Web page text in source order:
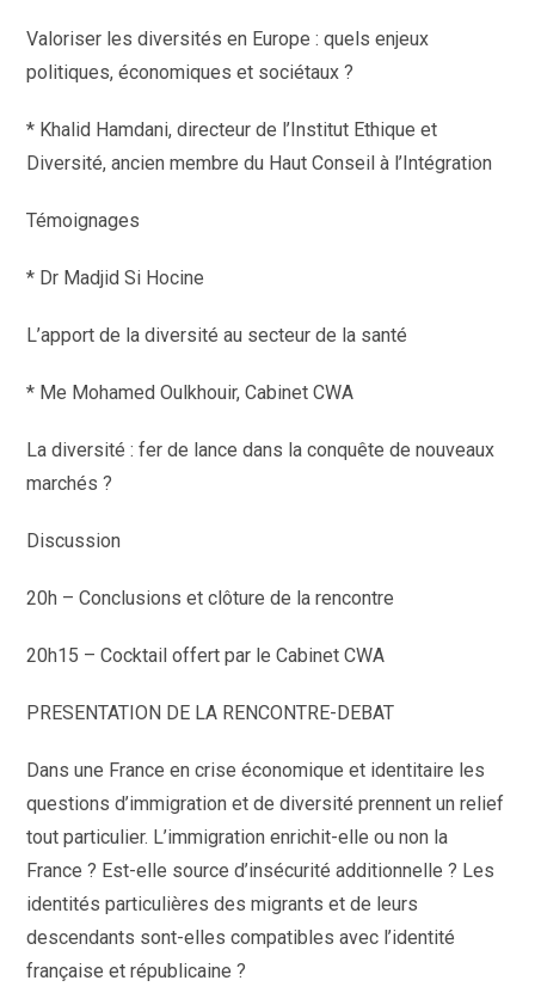
Valoriser les diversités en Europe : quels enjeux
politiques, économiques et sociétaux ?
* Khalid Hamdani, directeur de l’Institut Ethique et
Diversité, ancien membre du Haut Conseil à l’Intégration
Témoignages
* Dr Madjid Si Hocine
L’apport de la diversité au secteur de la santé
* Me Mohamed Oulkhouir, Cabinet CWA
La diversité : fer de lance dans la conquête de nouveaux
marchés ?
Discussion
20h – Conclusions et clôture de la rencontre
20h15 – Cocktail offert par le Cabinet CWA
PRESENTATION DE LA RENCONTRE-DEBAT
Dans une France en crise économique et identitaire les
questions d’immigration et de diversité prennent un relief
tout particulier. L’immigration enrichit-elle ou non la
France ? Est-elle source d’insécurité additionnelle ? Les
identités particulières des migrants et de leurs
descendants sont-elles compatibles avec l’identité
française et républicaine ?